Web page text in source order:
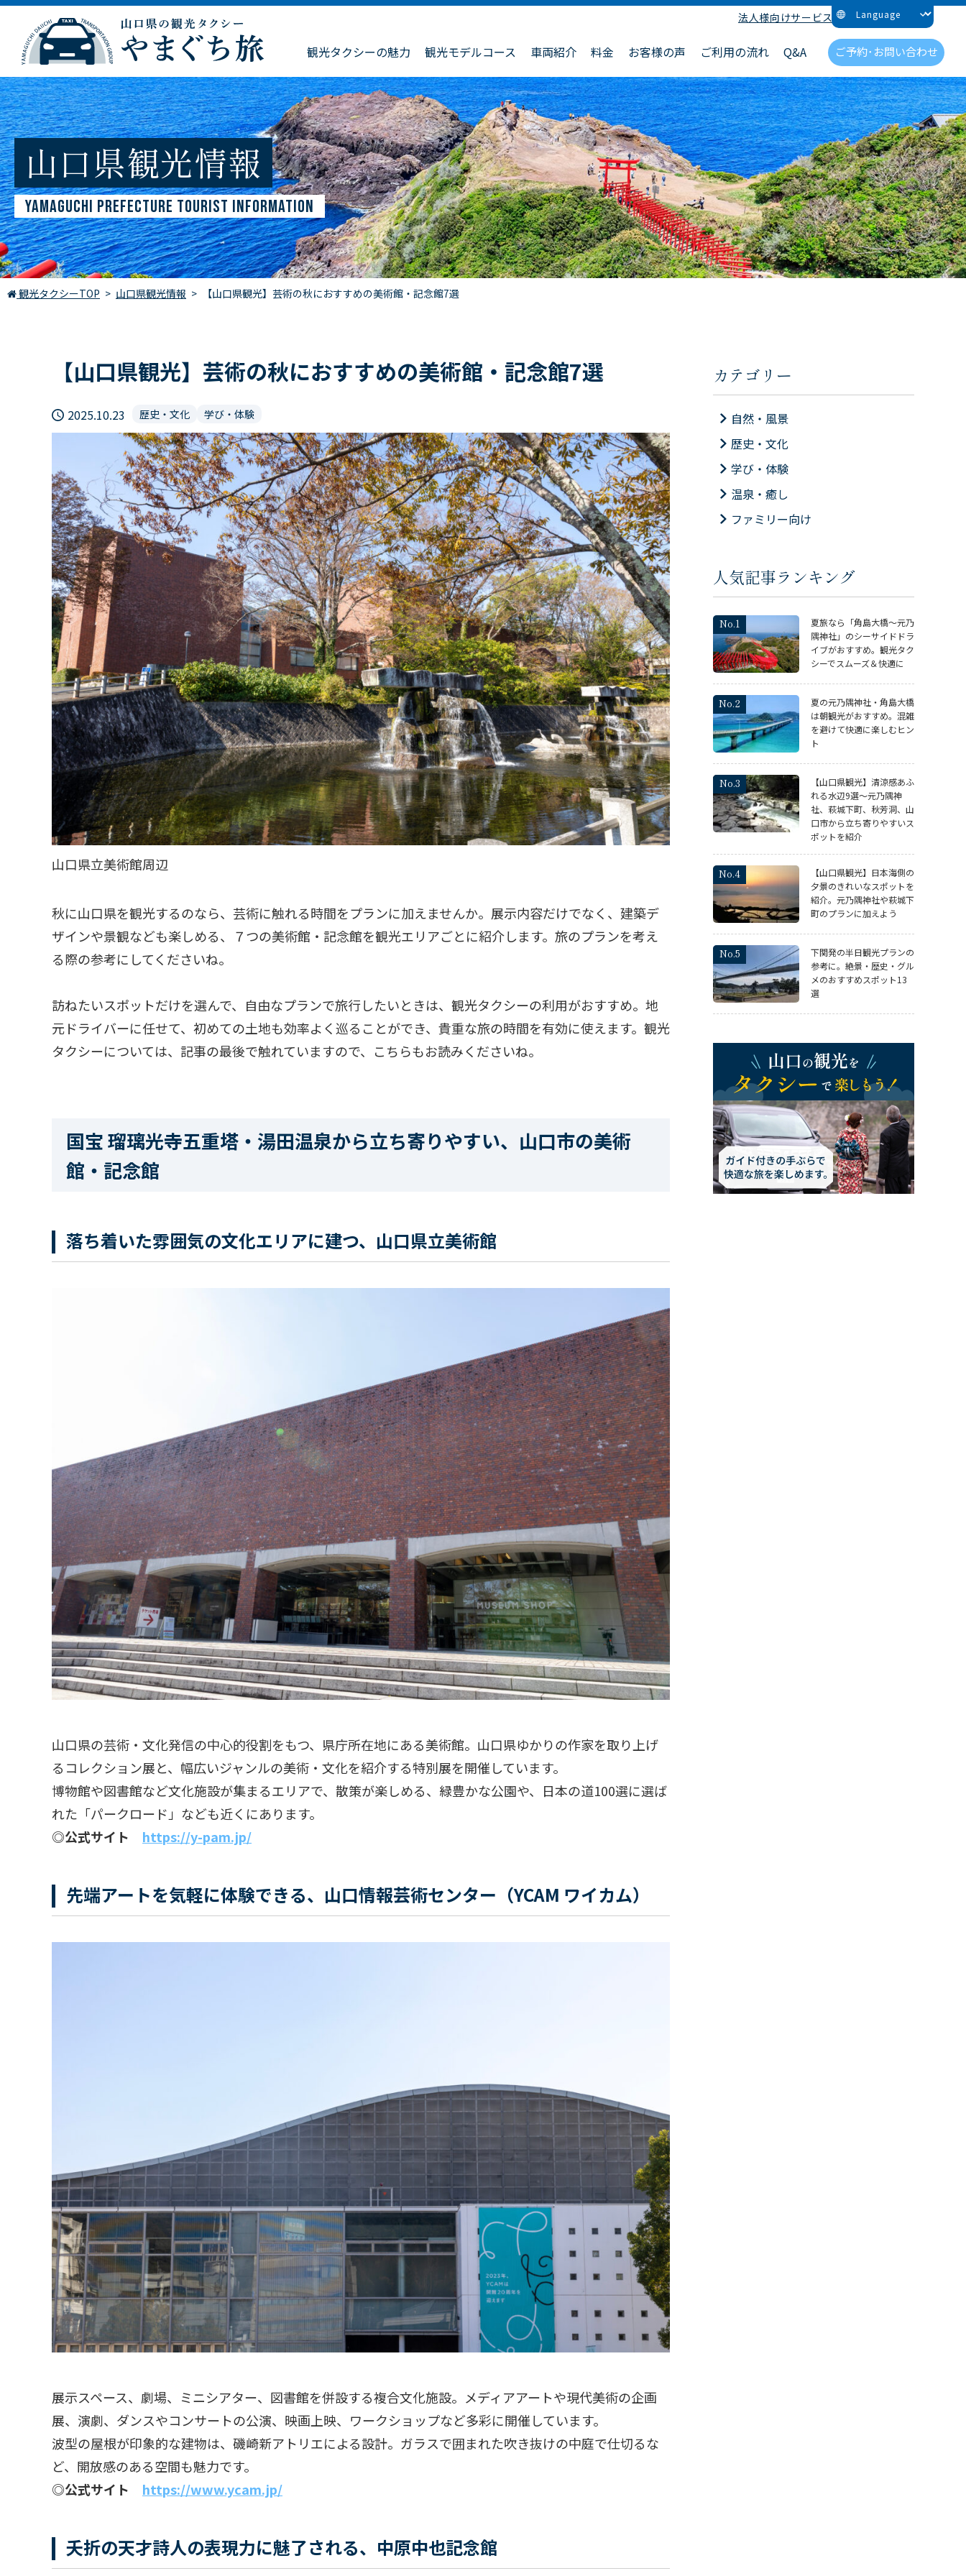
法人様向けサービス
観光タクシーの魅力 観光モデルコース 車両紹介 料金 お客様の声 ご利用の流れ Q&A ご予約･お問い合わせ
山口県観光情報
YAMAGUCHI PREFECTURE TOURIST INFORMATION
観光タクシーTOP 山口県観光情報 【山口県観光】芸術の秋におすすめの美術館・記念館7選
【山口県観光】芸術の秋におすすめの美術館・記念館7選
2025.10.23 歴史・文化 学び・体験
山口県立美術館周辺
秋に山口県を観光するのなら、芸術に触れる時間をプランに加えませんか。展示内容だけでなく、建築デ
ザインや景観なども楽しめる、７つの美術館・記念館を観光エリアごとに紹介します。旅のプランを考え
る際の参考にしてくださいね。
訪ねたいスポットだけを選んで、自由なプランで旅行したいときは、観光タクシーの利用がおすすめ。地
元ドライバーに任せて、初めての土地も効率よく巡ることができ、貴重な旅の時間を有効に使えます。観光
タクシーについては、記事の最後で触れていますので、こちらもお読みくださいね。
国宝 瑠璃光寺五重塔・湯田温泉から立ち寄りやすい、山口市の美術
館・記念館
落ち着いた雰囲気の文化エリアに建つ、山口県立美術館
山口県の芸術・文化発信の中心的役割をもつ、県庁所在地にある美術館。山口県ゆかりの作家を取り上げ
るコレクション展と、幅広いジャンルの美術・文化を紹介する特別展を開催しています。
博物館や図書館など文化施設が集まるエリアで、散策が楽しめる、緑豊かな公園や、日本の道100選に選ば
れた「パークロード」なども近くにあります。
◎公式サイト https://y-pam.jp/
先端アートを気軽に体験できる、山口情報芸術センター（YCAM ワイカム）
展示スペース、劇場、ミニシアター、図書館を併設する複合文化施設。メディアアートや現代美術の企画
展、演劇、ダンスやコンサートの公演、映画上映、ワークショップなど多彩に開催しています。
波型の屋根が印象的な建物は、磯崎新アトリエによる設計。ガラスで囲まれた吹き抜けの中庭で仕切るな
ど、開放感のある空間も魅力です。
◎公式サイト https://www.ycam.jp/
夭折の天才詩人の表現力に魅了される、中原中也記念館
カテゴリー
自然・風景
歴史・文化
学び・体験
温泉・癒し
ファミリー向け
人気記事ランキング
夏旅なら「角島大橋～元乃
隅神社」のシーサイドドラ
イブがおすすめ。観光タク
シーでスムーズ＆快適に
夏の元乃隅神社・角島大橋
は朝観光がおすすめ。混雑
を避けて快適に楽しむヒン
ト
【山口県観光】清涼感あふ
れる水辺9選～元乃隅神
社、萩城下町、秋芳洞、山
口市から立ち寄りやすいス
ポットを紹介
【山口県観光】日本海側の
夕景のきれいなスポットを
紹介。元乃隅神社や萩城下
町のプランに加えよう
下関発の半日観光プランの
参考に。絶景・歴史・グル
メのおすすめスポット13
選